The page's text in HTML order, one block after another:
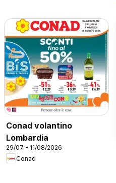
Conad volantino
Lombardia
29/07 - 11/08/2026
Conad